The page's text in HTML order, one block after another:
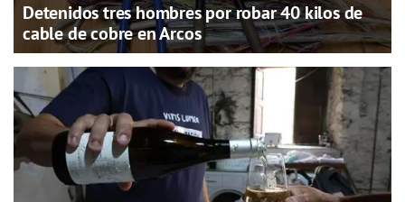
Detenidos tres hombres por robar 40 kilos de
cable de cobre en Arcos